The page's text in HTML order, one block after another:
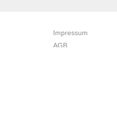
Impressum
AGB